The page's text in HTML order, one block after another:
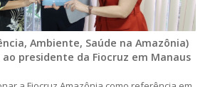
Ambiente, Saúde na Amazônia)
presidente da Fiocruz em Manaus